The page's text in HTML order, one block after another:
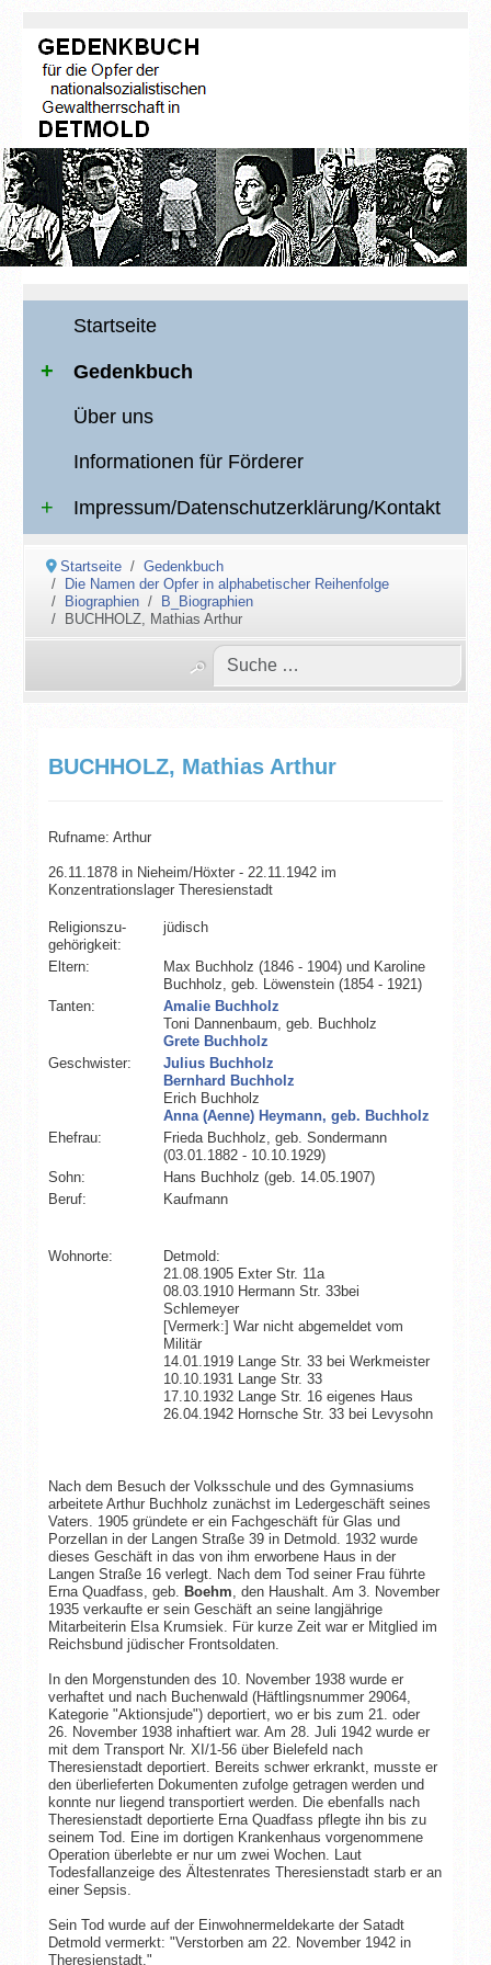
Startseite
Gedenkbuch
Über uns
Informationen für Förderer
Impressum/Datenschutzerklärung/Kontakt
Startseite
Gedenkbuch
Die Namen der Opfer in alphabetischer Reihenfolge
Biographien
B_Biographien
BUCHHOLZ, Mathias Arthur
BUCHHOLZ, Mathias Arthur
Rufname: Arthur
26.11.1878 in Nieheim/Höxter - 22.11.1942 im
Konzentrationslager Theresienstadt
Religionszu­
gehörigkeit:
jüdisch
Eltern:
Max Buchholz (1846 - 1904) und Karoline
Buchholz, geb. Löwenstein (1854 - 1921)
Tanten:
Amalie Buchholz
Toni Dannenbaum, geb. Buchholz
Grete Buchholz
Geschwister:
Julius Buchholz
Bernhard Buchholz
Erich Buchholz
Anna (Aenne) Heymann, geb. Buchholz
Ehefrau:
Frieda Buchholz, geb. Sondermann
(03.01.1882 - 10.10.1929)
Sohn:
Hans Buchholz (geb. 14.05.1907)
Beruf:
Kaufmann
Wohnorte:
Detmold:
21.08.1905 Exter Str. 11a
08.03.1910 Hermann Str. 33bei
Schlemeyer
[Vermerk:] War nicht abgemeldet vom
Militär
14.01.1919 Lange Str. 33 bei Werkmeister
10.10.1931 Lange Str. 33
17.10.1932 Lange Str. 16 eigenes Haus
26.04.1942 Hornsche Str. 33 bei Levysohn
Nach dem Besuch der Volksschule und des Gymnasiums
arbeitete Arthur Buchholz zunächst im Ledergeschäft seines
Vaters. 1905 gründete er ein Fachgeschäft für Glas und
Porzellan in der Langen Straße 39 in Detmold. 1932 wurde
dieses Geschäft in das von ihm erworbene Haus in der
Langen Straße 16 verlegt. Nach dem Tod seiner Frau führte
Erna Quadfass, geb. Boehm , den Haushalt. Am 3. November
1935 verkaufte er sein Geschäft an seine langjährige
Mitarbeiterin Elsa Krumsiek. Für kurze Zeit war er Mitglied im
Reichsbund jüdischer Frontsoldaten.
In den Morgenstunden des 10. November 1938 wurde er
verhaftet und nach Buchenwald (Häftlingsnummer 29064,
Kategorie "Aktionsjude") deportiert, wo er bis zum 21. oder
26. November 1938 inhaftiert war. Am 28. Juli 1942 wurde er
mit dem Transport Nr. XI/1-56 über Bielefeld nach
Theresienstadt deportiert. Bereits schwer erkrankt, musste er
den überlieferten Dokumenten zufolge getragen werden und
konnte nur liegend transportiert werden. Die ebenfalls nach
Theresienstadt deportierte Erna Quadfass pflegte ihn bis zu
seinem Tod. Eine im dortigen Krankenhaus vorgenommene
Operation überlebte er nur um zwei Wochen. Laut
Todesfallanzeige des Ältestenrates Theresienstadt starb er an
einer Sepsis.
Sein Tod wurde auf der Einwohnermeldekarte der Satadt
Detmold vermerkt: "Verstorben am 22. November 1942 in
Theresienstadt."